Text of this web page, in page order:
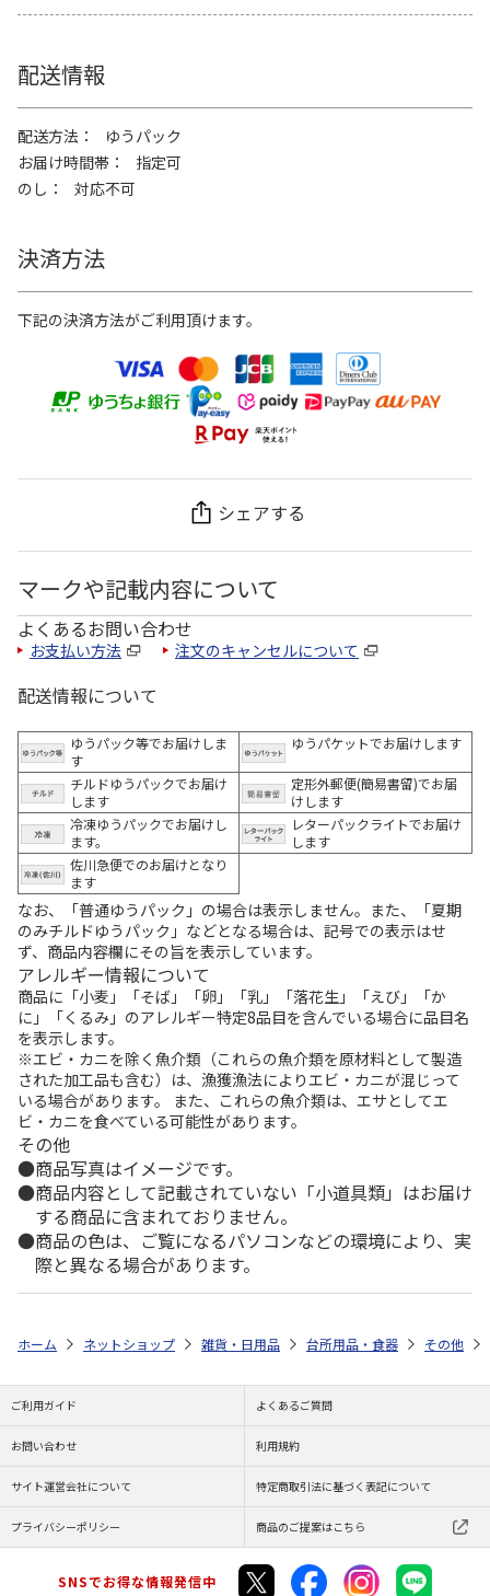
配送情報
配送方法
ゆうパック
お届け時間帯
指定可
のし
対応不可
決済方法
下記の決済方法がご利用頂けます。
シェアする
マークや記載内容について
よくあるお問い合わせ
お支払い方法 注文のキャンセルについて
配送情報について
ゆうパック等でお届けしま
す
ゆうパケットでお届けします
チルドゆうパックでお届け
します
定形外郵便(簡易書留)でお届
けします
冷凍ゆうパックでお届けし
ます。
レターパックライトでお届け
します
佐川急便でのお届けとなり
ます
なお、「普通ゆうパック」の場合は表示しません。また、「夏期
のみチルドゆうパック」などとなる場合は、記号での表示はせ
ず、商品内容欄にその旨を表示しています。
アレルギー情報について
商品に「小麦」「そば」「卵」「乳」「落花生」「えび」「か
に」「くるみ」のアレルギー特定8品目を含んでいる場合に品目名
を表示します。
※エビ・カニを除く魚介類（これらの魚介類を原材料として製造
された加工品も含む）は、漁獲漁法によりエビ・カニが混じって
いる場合があります。 また、これらの魚介類は、エサとしてエ
ビ・カニを食べている可能性があります。
その他
商品写真はイメージです。
商品内容として記載されていない「小道具類」はお届け
する商品に含まれておりません。
商品の色は、ご覧になるパソコンなどの環境により、実
際と異なる場合があります。
ホーム ネットショップ 雑貨・日用品 台所用品・食器 その他
ご利用ガイド よくあるご質問
お問い合わせ 利用規約
サイト運営会社について 特定商取引法に基づく表記について
プライバシーポリシー 商品のご提案はこちら
SNSでお得な情報発信中